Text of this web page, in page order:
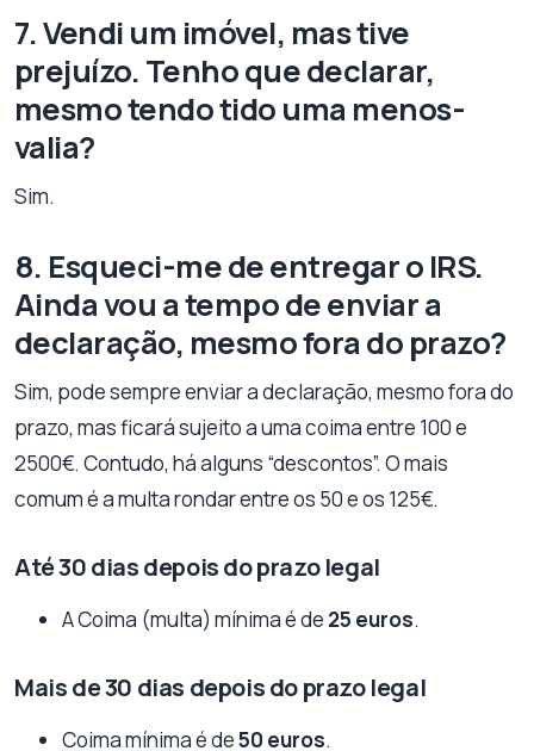
7. Vendi um imóvel, mas tive
prejuízo. Tenho que declarar,
mesmo tendo tido uma menos-
valia?
Sim.
8. Esqueci-me de entregar o IRS.
Ainda vou a tempo de enviar a
declaração, mesmo fora do prazo?
Sim, pode sempre enviar a declaração, mesmo fora do
prazo, mas ficará sujeito a uma coima entre 100 e
2500€. Contudo, há alguns “descontos”. O mais
comum é a multa rondar entre os 50 e os 125€.
Até 30 dias depois do prazo legal
A Coima (multa) mínima é de 25 euros.
Mais de 30 dias depois do prazo legal
Coima mínima é de50 euros.